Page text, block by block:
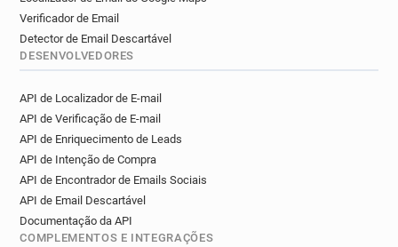
Verificador de Email
Detector de Email Descartável
DESENVOLVEDORES
API de Localizador de E-mail
API de Verificação de E-mail
API de Enriquecimento de Leads
API de Intenção de Compra
API de Encontrador de Emails Sociais
API de Email Descartável
Documentação da API
COMPLEMENTOS E INTEGRAÇÕES